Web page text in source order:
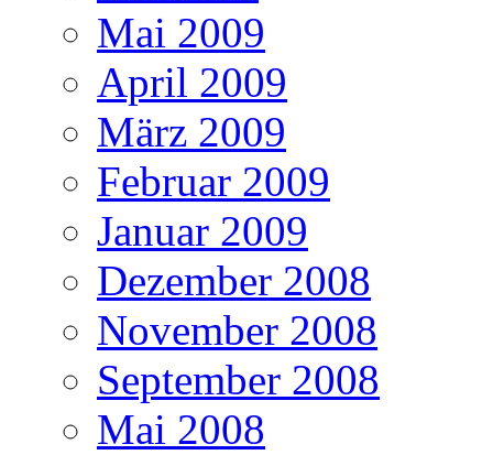
Mai 2009
April 2009
März 2009
Februar 2009
Januar 2009
Dezember 2008
November 2008
September 2008
Mai 2008